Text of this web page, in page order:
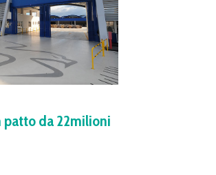
patto da 22milioni